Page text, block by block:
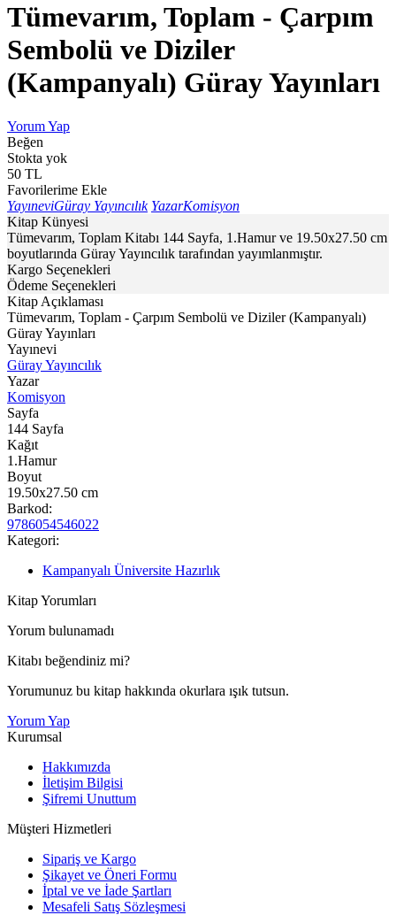
Tümevarım, Toplam - Çarpım
Sembolü ve Diziler
(Kampanyalı) Güray Yayınları
Yorum Yap
Beğen
Stokta yok
50 TL
Favorilerime Ekle
YayıneviGüray Yayıncılık YazarKomisyon
Kitap Künyesi
Tümevarım, Toplam Kitabı 144 Sayfa, 1.Hamur ve 19.50x27.50 cm
boyutlarında Güray Yayıncılık tarafından yayımlanmıştır.
Kargo Seçenekleri
Ödeme Seçenekleri
Kitap Açıklaması
Tümevarım, Toplam - Çarpım Sembolü ve Diziler (Kampanyalı)
Güray Yayınları
Yayınevi
Güray Yayıncılık
Yazar
Komisyon
Sayfa
144 Sayfa
Kağıt
1.Hamur
Boyut
19.50x27.50 cm
Barkod:
9786054546022
Kategori:
Kampanyalı Üniversite Hazırlık
Kitap Yorumları
Yorum bulunamadı
Kitabı beğendiniz mi?
Yorumunuz bu kitap hakkında okurlara ışık tutsun.
Yorum Yap
Kurumsal
Hakkımızda
İletişim Bilgisi
Şifremi Unuttum
Müşteri Hizmetleri
Sipariş ve Kargo
Şikayet ve Öneri Formu
İptal ve ve İade Şartları
Mesafeli Satış Sözleşmesi